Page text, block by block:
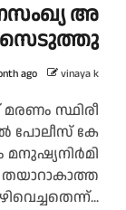
അ​
ago vinaya k
മ​ര​ണം സ്ഥി​രീ​
പോ​ലീ​സ് കേ​
ത​യാ​റാ​കാ​ത്ത​